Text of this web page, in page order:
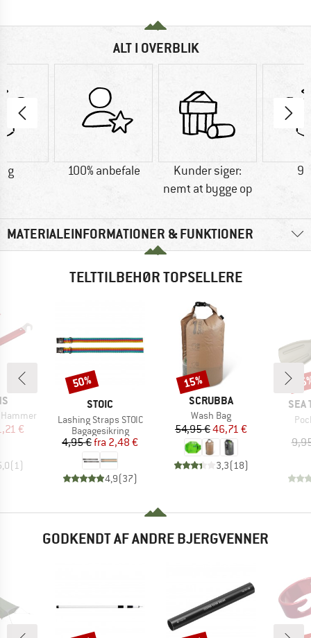
ALT I OVERBLIK
g 100% anbefale
Kunder siger:
nemt at bygge op
MATERIALEINFORMATIONER & FUNKTIONER
TELTTILBEHØR TOPSELLERE
pris
€
(1 )
MÆRKE
STOIC
Artikel
Lashing Straps STOIC
Produktgruppe
Bagagesikring
Pris
4,95 € Nedsat pris
fra 2,48 €
4,9(37)
Rabat
50%
MÆRKE
SCRUBBA
Artikel
Wash Bag
Pris
54,95 €Nedsat pris
46,71 €
3,3(18)
Rabat
15%
SEA
GODKENDT AF ANDRE BJERGVENNER